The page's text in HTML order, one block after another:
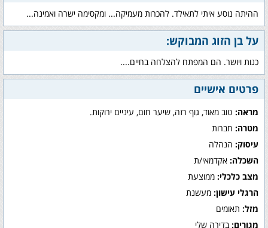
ההיתה נוסע איתי לתאילד. להכרות מעמיקה... ומקסימה ישרה ואמינה...
על בן הזוג המבוקש:
כנות ויושר. הם המפתח להצלחה בחיים....
פרטים אישיים
מראה: טוב מאוד, גוף רזה, שיער חום, עיניים ירוקות.
מטרה: חברות
עיסוק: הנהלה
השכלה: אקדמאי/ת
מצב כלכלי: ממוצעת
הרגלי עישון: מעשנת
מזל: תאומים
מגורים: בדירה שלי